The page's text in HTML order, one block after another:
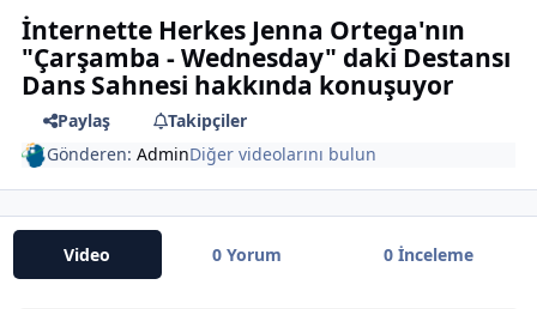
İnternette Herkes Jenna Ortega'nın
"Çarşamba - Wednesday" daki Destansı
Dans Sahnesi hakkında konuşuyor
Paylaş
Takipçiler
Gönderen:AdminDiğer videolarını bulun
Video 0 Yorum 0 İnceleme